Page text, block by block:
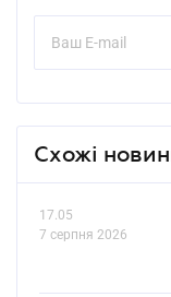
Схожі
17.05
7 серпня 2026